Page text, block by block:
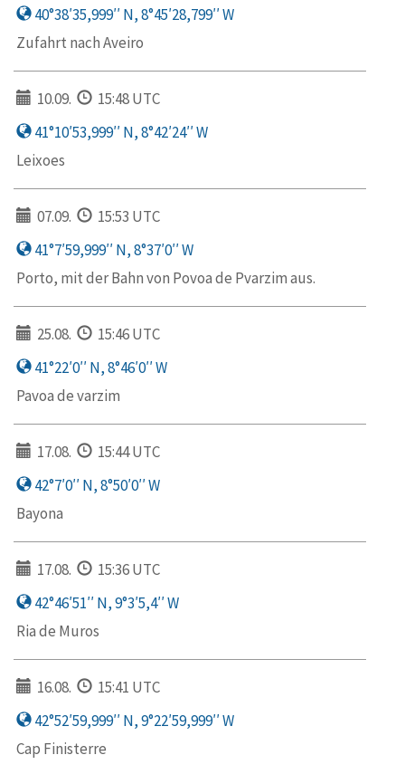
40°38′35,999′′ N, 8°45′28,799′′ W
Zufahrt nach Aveiro
10.09.
15:48 UTC
41°10′53,999′′ N, 8°42′24′′ W
Leixoes
07.09.
15:53 UTC
41°7′59,999′′ N, 8°37′0′′ W
Porto, mit der Bahn von Povoa de Pvarzim aus.
25.08.
15:46 UTC
41°22′0′′ N, 8°46′0′′ W
Pavoa de varzim
17.08.
15:44 UTC
42°7′0′′ N, 8°50′0′′ W
Bayona
17.08.
15:36 UTC
42°46′51′′ N, 9°3′5,4′′ W
Ria de Muros
16.08.
15:41 UTC
42°52′59,999′′ N, 9°22′59,999′′ W
Cap Finisterre